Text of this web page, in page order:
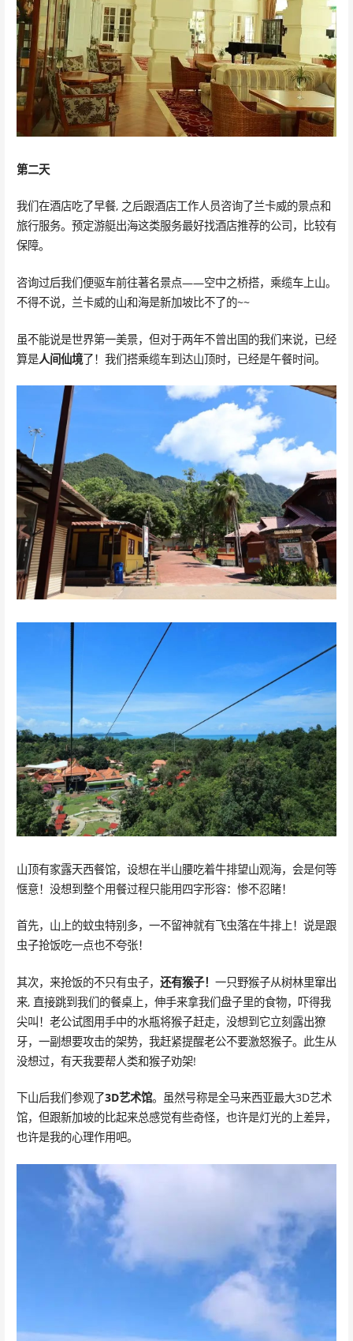
第二天
我们在酒店吃了早餐, 之后跟酒店工作人员咨询了兰卡威的景点和
旅行服务。预定游艇出海这类服务最好找酒店推荐的公司，比较有
保障。
咨询过后我们便驱车前往著名景点——空中之桥搭，乘缆车上山。
不得不说，兰卡威的山和海是新加坡比不了的~~
虽不能说是世界第一美景，但对于两年不曾出国的我们来说，已经
算是人间仙境了！我们搭乘缆车到达山顶时，已经是午餐时间。
山顶有家露天西餐馆，设想在半山腰吃着牛排望山观海，会是何等
惬意！没想到整个用餐过程只能用四字形容：惨不忍睹！
首先，山上的蚊虫特别多，一不留神就有飞虫落在牛排上！说是跟
虫子抢饭吃一点也不夸张！
其次，来抢饭的不只有虫子， 还有猴子！ 一只野猴子从树林里窜出
来, 直接跳到我们的餐桌上，伸手来拿我们盘子里的食物，吓得我
尖叫！老公试图用手中的水瓶将猴子赶走，没想到它立刻露出獠
牙，一副想要攻击的架势，我赶紧提醒老公不要激怒猴子。此生从
没想过，有天我要帮人类和猴子劝架!
下山后我们参观了3D艺术馆。虽然号称是全马来西亚最大3D艺术
馆，但跟新加坡的比起来总感觉有些奇怪，也许是灯光的上差异，
也许是我的心理作用吧。